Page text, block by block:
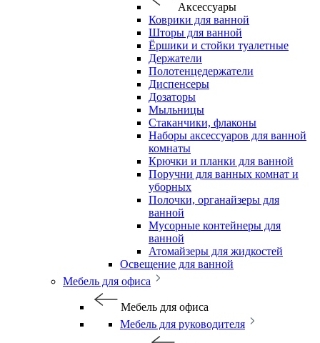
Аксессуары
Коврики для ванной
Шторы для ванной
Ёршики и стойки туалетные
Держатели
Полотенцедержатели
Диспенсеры
Дозаторы
Мыльницы
Стаканчики, флаконы
Наборы аксессуаров для ванной
комнаты
Крючки и планки для ванной
Поручни для ванных комнат и
уборных
Полочки, органайзеры для
ванной
Мусорные контейнеры для
ванной
Атомайзеры для жидкостей
Освещение для ванной
Мебель для офиса
Мебель для офиса
Мебель для руководителя